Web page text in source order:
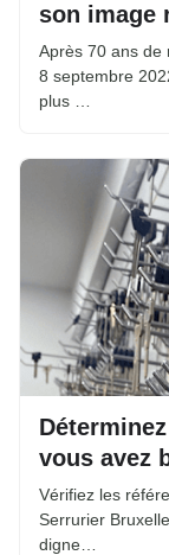
son image
Après 70 ans de
8 septembre
plus …
vous avez
Vérifiez les
Serrurier
digne…